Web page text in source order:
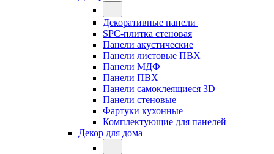
Декоративные панели
SPC-плитка стеновая
Панели акустические
Панели листовые ПВХ
Панели МДФ
Панели ПВХ
Панели самоклеящиеся 3D
Панели стеновые
Фартуки кухонные
Комплектующие для панелей
Декор для дома